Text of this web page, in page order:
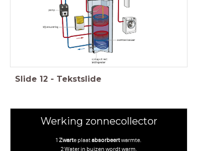
Slide 12 - Tekstslide
Werking zonnecollector
1 Zwarte plaatabsorbeertwarmte.
2 Water in buizen wordt warm.